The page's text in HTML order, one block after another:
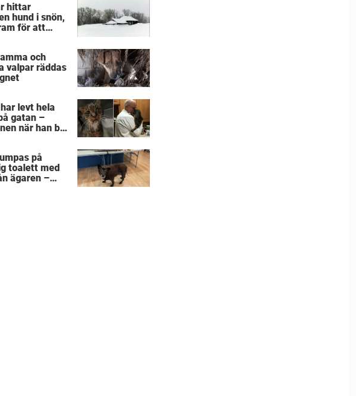
hittar
hund i snön,
för att
och
valpar räddas
levt hela
gatan –
när han bli
på
toalett med
ägaren –